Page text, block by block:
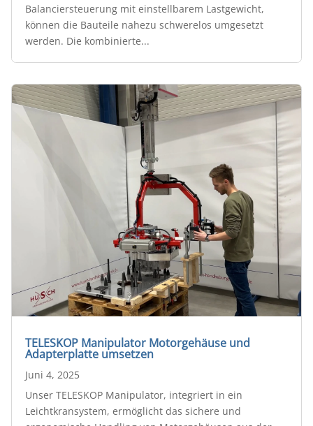
Balanciersteuerung mit einstellbarem Lastgewicht,
können die Bauteile nahezu schwerelos umgesetzt
werden. Die kombinierte...
TELESKOP Manipulator Motorgehäuse und
Adapterplatte umsetzen
Juni 4, 2025
Unser TELESKOP Manipulator, integriert in ein
Leichtkransystem, ermöglicht das sichere und